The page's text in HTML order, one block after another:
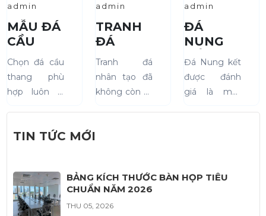
admin
MẪU ĐÁ
CẦU
THANG
RẺ ĐẸP
NĂM
2023
Chọn đá cầu
thang phù
hợp luôn là
chủ. Do màu
trường rất đa
dạng, như đá
Granite,
admin
TRANH
ĐÁ
NHÂN
TẠO LÀ
GÌ?
Tranh đá
nhân tạo đã
không còn xa
dụng vô
cùng rộng rãi
trong...
admin
ĐÁ
NUNG
KẾT LÀ
GÌ?
Đá Nung kết
được đánh
giá là một
liệu xây dựng.
TIN TỨC MỚI
BẢNG KÍCH THƯỚC BÀN HỌP TIÊU
CHUẨN NĂM 2026
THU 05, 2026